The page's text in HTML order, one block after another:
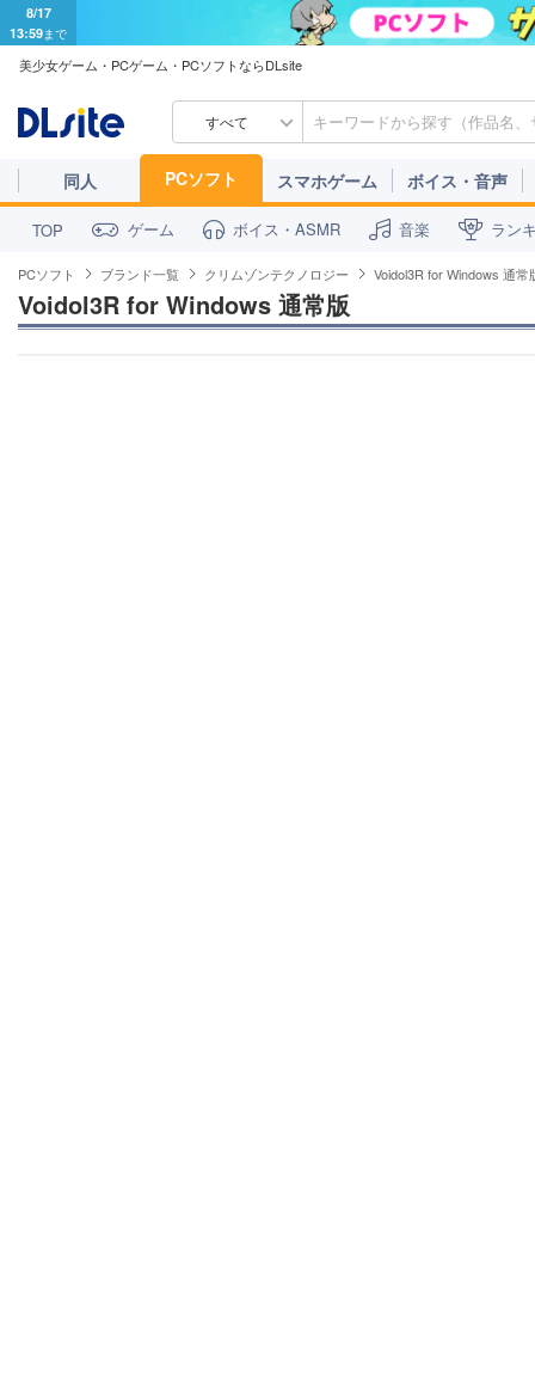
8/17
13:59まで
美少女ゲーム・PCゲーム・PCソフトならDLsite
すべて
同人 PCソフト スマホゲーム ボイス・音声
TOP ゲーム ボイス・ASMR 音楽 ラン
PCソフト ブランド一覧 クリムゾンテクノロジー Voidol3R for Windows 通常
Voidol3R for Windows 通常版